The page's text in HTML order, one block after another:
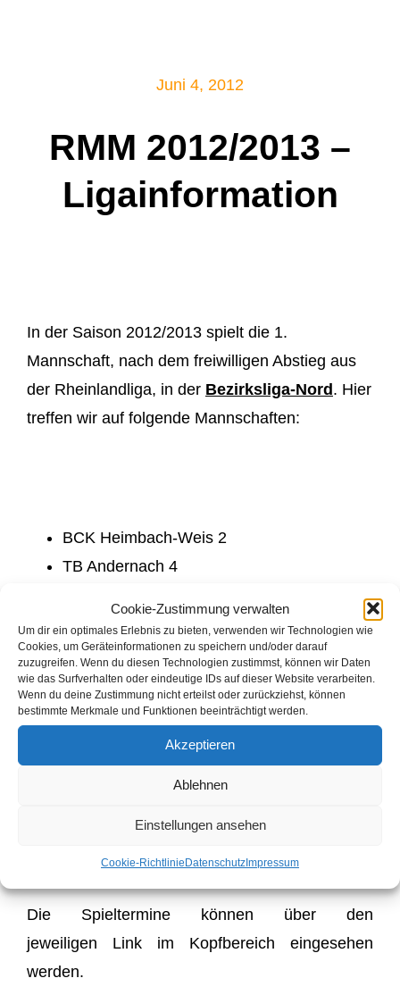
Cookie-Zustimmung verwalten
Um dir ein optimales Erlebnis zu bieten, verwenden wir Technologien wie
Cookies, um Geräteinformationen zu speichern und/oder darauf
zuzugreifen. Wenn du diesen Technologien zustimmst, können wir Daten
wie das Surfverhalten oder eindeutige IDs auf dieser Website verarbeiten.
Wenn du deine Zustimmung nicht erteilst oder zurückziehst, können
bestimmte Merkmale und Funktionen beeinträchtigt werden.
Akzeptieren
Ablehnen
Einstellungen ansehen
Cookie-RichtlinieDatenschutzImpressum
Juni 4, 2012
RMM 2012/2013 –
Ligainformation
In der Saison 2012/2013 spielt die 1.
Mannschaft, nach dem freiwilligen Abstieg aus
der Rheinlandliga, in der Bezirksliga-Nord . Hier
treffen wir auf folgende Mannschaften:
BCK Heimbach-Weis 2
TB Andernach 4
SV Vettelschoss 1
DJK Plaidt 1
BSG Unkel/Linz 4
SVE Mendig 3
Um den Verlauf der Saison verfolgen zu können,
Die Spieltermine können über den
jeweiligen Link im Kopfbereich eingesehen
werden.